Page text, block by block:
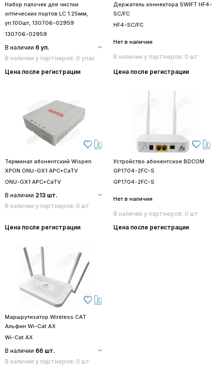
Набор палочек для чистки
оптических портов LC 1.25мм,
уп.100шт, 130706-02959
130706-02959
В наличии 6 уп.
В наличии у партнеров: 0 упак
Цена после регистрации
Держатель коннектора SWIFT HF4-
SC/FC
HF4-SC/FC
Нет в наличии
В наличии у партнеров: 0 шт
Цена после регистрации
Терминал абонентский Wispen
XPON ONU-GX1 APC+CaTV
ONU-GX1 APC+CaTV
В наличии 213 шт.
В наличии у партнеров: 0 шт
Цена после регистрации
Устройство абонентское BDCOM
GP1704-2FC-S
GP1704-2FC-S
Нет в наличии
В наличии у партнеров: 0 шт
Цена после регистрации
Маршрутизатор Wireless CAT
Альфин Wi-Cat AX
Wi-Cat AX
В наличии 66 шт.
В наличии у партнеров: 0 шт